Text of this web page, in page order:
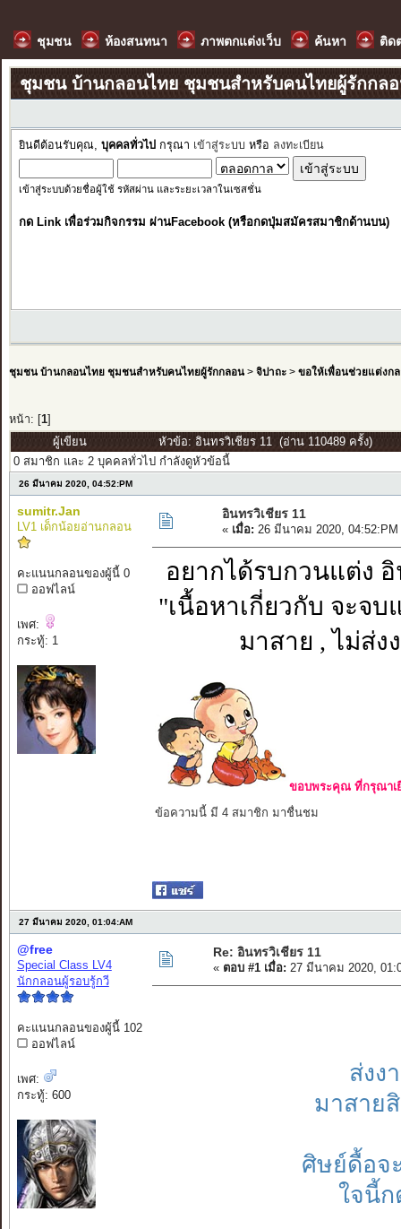
ชุมชน ห้องสนทนา ภาพตกแต่งเว็บ ค้นหา ติด
ชุมชน บ้านกลอนไทย ชุมชนสำหรับคนไทยผู้รักกล
ยินดีต้อนรับคุณ, บุคคลทั่วไป กรุณา เข้าสู่ระบบ หรือ ลงทะเบียน
เข้าสู่ระบบด้วยชื่อผู้ใช้ รหัสผ่าน และระยะเวลาในเซสชั่น
กด Link เพื่อร่วมกิจกรรม ผ่านFacebook (หรือกดปุ่มสมัครสมาชิกด้านบน)
ชุมชน บ้านกลอนไทย ชุมชนสำหรับคนไทยผู้รักกลอน> จิปาถะ> ขอให้เพื่อนช่วยแต่งก
หน้า: [ 1]
ผู้เขียน
หัวข้อ: อินทรวิเชียร 11 (อ่าน 110489 ครั้ง)
0 สมาชิก และ 2 บุคคลทั่วไป กำลังดูหัวข้อนี้
26 มีนาคม 2020, 04:52:PM
sumitr.Jan
LV1 เด็กน้อยอ่านกลอน
คะแนนกลอนของผู้นี้ 0
ออฟไลน์
เพศ:
กระทู้: 1
อินทรวิเชียร 11
« เมื่อ: 26 มีนาคม 2020, 04:52:PM
อยากได้รบกวนแต่ง
"เนื้อหาเกี่ยวกับ จะจบ
มาสาย , ไม่ส่
ขอบพระคุณ ที่กรุณาเ
ข้อความนี้ มี 4 สมาชิก มาชื่นชม
27 มีนาคม 2020, 01:04:AM
@free
Special Class LV4
นักกลอนผู้รอบรู้กวี
คะแนนกลอนของผู้นี้ 102
ออฟไลน์
เพศ:
กระทู้: 600
Re: อินทรวิเชียร 11
« ตอบ #1 เมื่อ: 27 มีนาคม 2020,
ส่งง
มาสาย
ศิษย์ดื้อ
ใจนี้